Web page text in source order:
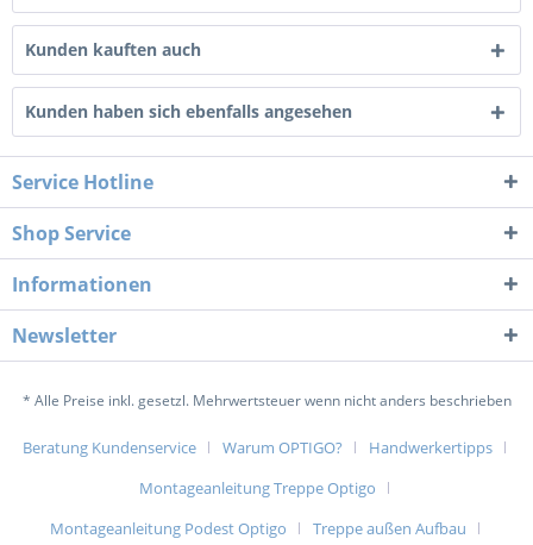
Kunden kauften auch
Kunden haben sich ebenfalls angesehen
Service Hotline
Shop Service
Informationen
Newsletter
* Alle Preise inkl. gesetzl. Mehrwertsteuer wenn nicht anders beschrieben
Beratung Kundenservice Warum OPTIGO?
Handwerkertipps
Montageanleitung Treppe Optigo
Montageanleitung Podest Optigo
Treppe außen Aufbau